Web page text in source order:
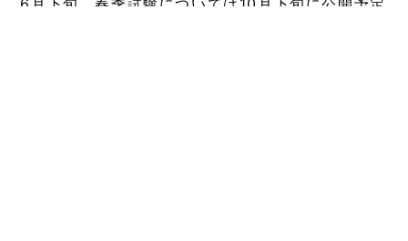
6月下旬、春季試験については10月下旬に公開予定